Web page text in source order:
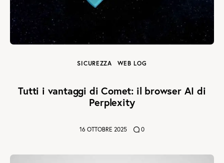
SICUREZZA WEB LOG
Tutti i vantaggi di Comet: il browser AI di
Perplexity
16 OTTOBRE 2025 0